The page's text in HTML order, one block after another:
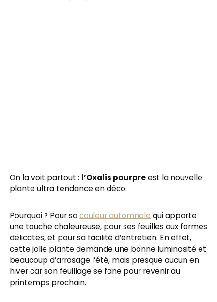
On la voit partout : l’Oxalis pourpreest la nouvelle
plante ultra tendance en déco.
Pourquoi ? Pour sacouleur automnale qui apporte
une touche chaleureuse, pour ses feuilles aux formes
délicates, et pour sa facilité d’entretien. En effet,
cette jolie plante demande une bonne luminosité et
beaucoup d’arrosage l’été, mais presque aucun en
hiver car son feuillage se fane pour revenir au
printemps prochain.